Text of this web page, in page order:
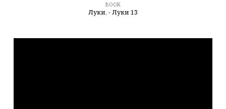
лжерелигий?
BOOK
Луки, - Луки 13